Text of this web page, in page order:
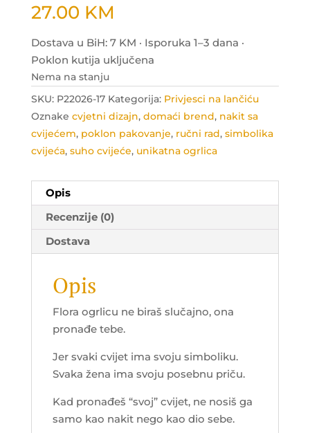
27.00 KM
Dostava u BiH: 7 KM · Isporuka 1–3 dana ·
Poklon kutija uključena
Nema na stanju
SKU: P22026-17 Kategorija: Privjesci na lančiću
Oznake cvjetni dizajn, domaći brend, nakit sa
cvijećem, poklon pakovanje, ručni rad, simbolika
cvijeća, suho cvijeće, unikatna ogrlica
Opis
Recenzije (0)
Dostava
Opis
Flora ogrlicu ne biraš slučajno, ona
pronađe tebe.
Jer svaki cvijet ima svoju simboliku.
Svaka žena ima svoju posebnu priču.
Kad pronađeš “svoj” cvijet, ne nosiš ga
samo kao nakit nego kao dio sebe.